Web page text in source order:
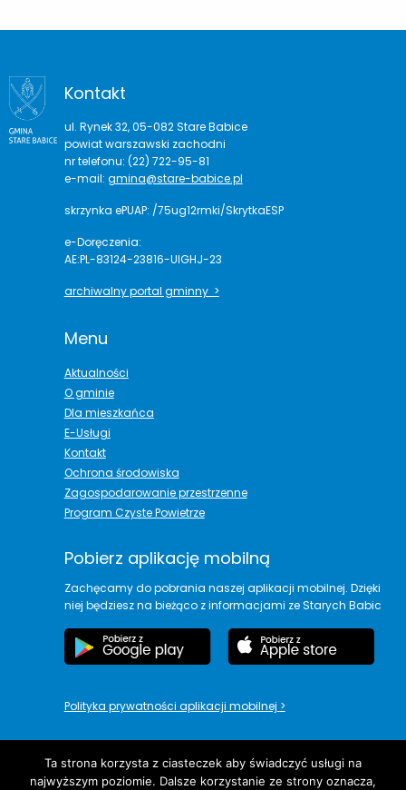
Kontakt
ul. Rynek 32, 05-082 Stare Babice
powiat warszawski zachodni
nr telefonu: (22) 722-95-81
e-mail: gmina@stare-babice.pl
skrzynka ePUAP: /75ug12rmki/SkrytkaESP
e-Doręczenia:
AE:PL-83124-23816-UIGHJ-23
archiwalny portal gminny >
Menu
Aktualności
O gminie
Dla mieszkańca
E-Usługi
Kontakt
Ochrona środowiska
Zagospodarowanie przestrzenne
Program Czyste Powietrze
Pobierz aplikację mobilną
Zachęcamy do pobrania naszej aplikacji mobilnej. Dzięki
niej będziesz na bieżąco z informacjami ze Starych Babic
Polityka prywatności aplikacji mobilnej >
Ta strona korzysta z ciasteczek aby świadczyć usługi na
najwyższym poziomie. Dalsze korzystanie ze strony oznacza,